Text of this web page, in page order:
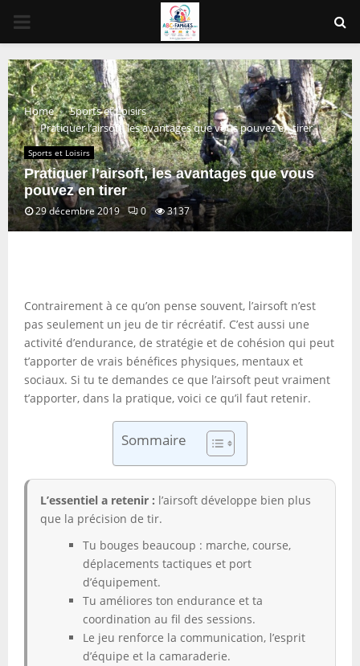
PRIMARY
MENU
Home
Sports et Loisirs
Pratiquer l’airsoft, les avantages que vous pouvez en tirer
Sports et Loisirs
Pratiquer l’airsoft, les avantages que vous
pouvez en tirer
29 décembre 2019 0 3137
Contrairement à ce qu’on pense souvent, l’airsoft n’est
pas seulement un jeu de tir récréatif. C’est aussi une
activité d’endurance, de stratégie et de cohésion qui peut
t’apporter de vrais bénéfices physiques, mentaux et
sociaux. Si tu te demandes ce que l’airsoft peut vraiment
t’apporter, dans la pratique, voici ce qu’il faut retenir.
Sommaire
L’essentiel a retenir : l’airsoft développe bien plus
que la précision de tir.
Tu bouges beaucoup : marche, course,
déplacements tactiques et port
d’équipement.
Tu améliores ton endurance et ta
coordination au fil des sessions.
Le jeu renforce la communication, l’esprit
d’équipe et la camaraderie.